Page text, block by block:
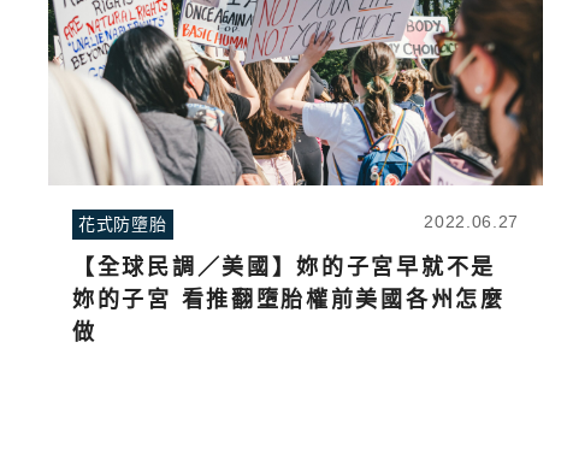
花式防墮胎 2022.06.27
【全球民調／美國】妳的子宮早就不是
妳的子宮 看推翻墮胎權前美國各州怎麼
做